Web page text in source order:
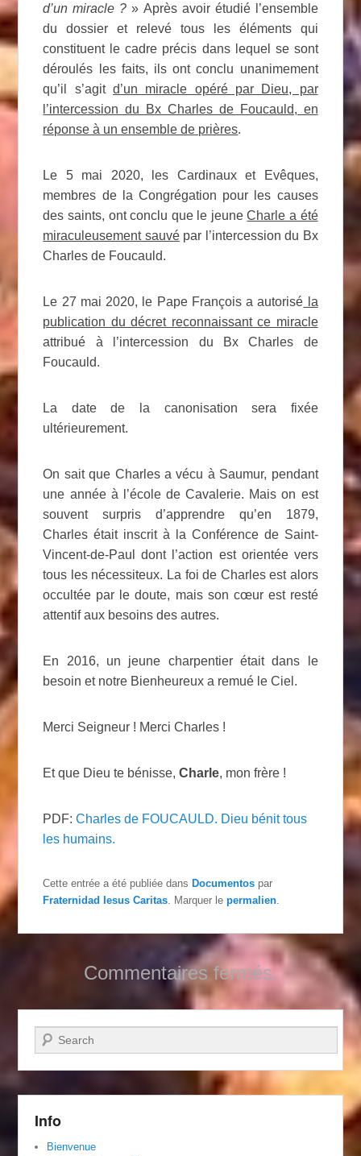
d’un miracle ? » Après avoir étudié l’ensemble
du dossier et relevé tous les éléments qui
constituent le cadre précis dans lequel se sont
déroulés les faits, ils ont conclu unanimement
qu’il s’agitd’un miracle opéré par Dieu, par
l’intercession du Bx Charles de Foucauld, en
réponse à un ensemble de prières.
Le 5 mai 2020, les Cardinaux et Evêques,
membres de la Congrégation pour les causes
des saints, ont conclu que le jeuneCharle a été
miraculeusement sauvépar l’intercession du Bx
Charles de Foucauld.
Le 27 mai 2020, le Pape François a autorisé la
publication du décret reconnaissant ce miracle
attribué à l’intercession du Bx Charles de
Foucauld.
La date de la canonisation sera fixée
ultérieurement.
On sait que Charles a vécu à Saumur, pendant
une année à l’école de Cavalerie. Mais on est
souvent surpris d’apprendre qu’en 1879,
Charles était inscrit à la Conférence de Saint-
Vincent-de-Paul dont l’action est orientée vers
tous les nécessiteux. La foi de Charles est alors
occultée par le doute, mais son cœur est resté
attentif aux besoins des autres.
En 2016, un jeune charpentier était dans le
besoin et notre Bienheureux a remué le Ciel.
Merci Seigneur ! Merci Charles !
Et que Dieu te bénisse,Charle, mon frère !
PDF:Charles de FOUCAULD. Dieu bénit tous
les humains.
Cette entrée a été publiée dansDocumentos par
Fraternidad Iesus Caritas . Marquer lepermalien
Commentaires fermés.
Recherche
Info
Bienvenue